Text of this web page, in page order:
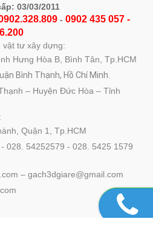
03/03/2011
- 0902 435 057 -
vật tư xây dựng:
Hưng Hòa B, Bình Tân, Tp.HCM
Bình Thạnh, Hồ Chí Minh.
– Huyện Đức Hòa – Tỉnh
Quận 1, Tp.HCM
028. 54252579 - 028. 5425 1579
– gach3dgiare@gmail.com